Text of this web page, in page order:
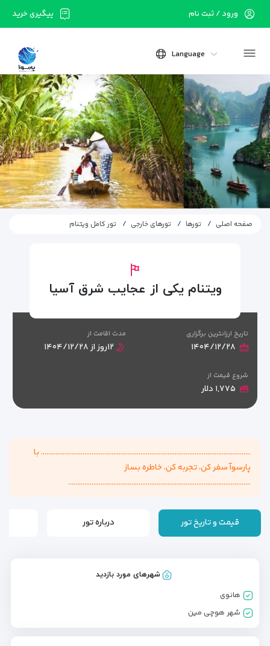
پیگیری خرید ورود / ثبت نام
Language
صفحه اصلی تورها تورهای خارجی تور کامل ویتنام
ویتنام یکی از عجایب شرق آسیا
تاریخ ارزانترین برگزاری
۱۴۰۴/۱۲/۲۸
مدت اقامت از
۱۲روز از ۱۴۰۴/۱۲/۲۸
شروع قیمت از
۱,۷۷۵ دلار
.................................................................................................................... با
پارسوآ سفر کن، تجربه کن، خاطره بساز
.....................................................................................................
قیمت و تاریخ تور درباره تور
شهرهای مورد بازدید
هانوی
شهر هوچی مین